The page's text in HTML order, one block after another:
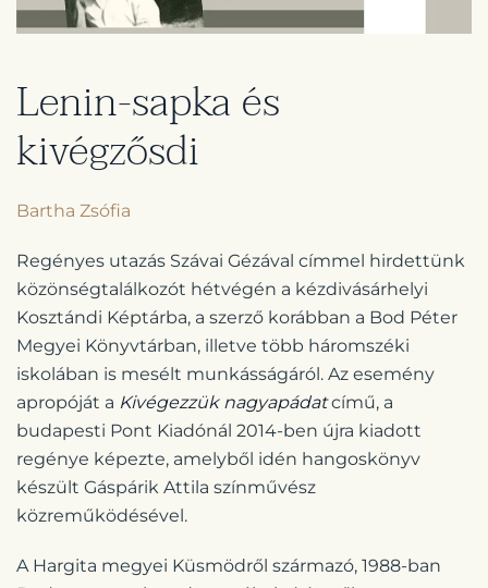
Lenin-sapka és
kivégzősdi
Bartha Zsófia
Regényes utazás Szávai Gézával címmel hirdettünk
közönségtalálkozót hétvégén a kézdivásárhelyi
Kosztándi Képtárba, a szerző korábban a Bod Péter
Megyei Könyvtárban, illetve több háromszéki
iskolában is mesélt munkásságáról. Az esemény
apropóját a Kivégezzük nagyapádatcímű, a
budapesti Pont Kiadónál 2014-ben újra kiadott
regénye képezte, amelyből idén hangoskönyv
készült Gáspárik Attila színművész
közreműködésével.
A Hargita megyei Küsmödről származó, 1988-ban